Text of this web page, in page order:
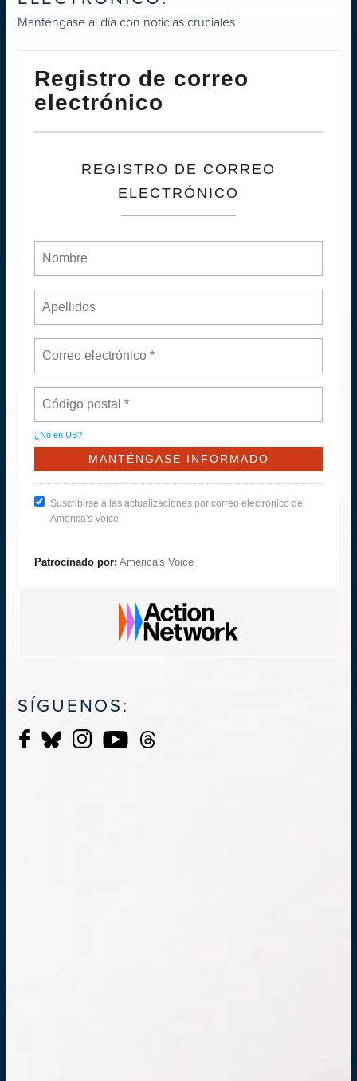
Manténgase al día con noticias cruciales
Registro de correo
electrónico
REGISTRO DE CORREO
ELECTRÓNICO
¿No en US?
Suscribirse a las actualizaciones por correo electrónico de
America's Voice
Patrocinado por: America's Voice
SÍGUENOS: